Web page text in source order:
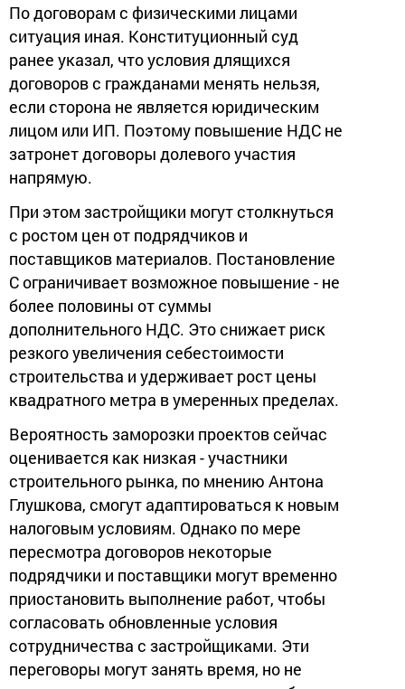
По договорам с физическими лицами
ситуация иная. Конституционный суд
ранее указал, что условия длящихся
договоров с гражданами менять нельзя,
если сторона не является юридическим
лицом или ИП. Поэтому повышение НДС не
затронет договоры долевого участия
напрямую.
При этом застройщики могут столкнуться
с ростом цен от подрядчиков и
поставщиков материалов. Постановление
С ограничивает возможное повышение - не
более половины от суммы
дополнительного НДС. Это снижает риск
резкого увеличения себестоимости
строительства и удерживает рост цены
квадратного метра в умеренных пределах.
Вероятность заморозки проектов сейчас
оценивается как низкая - участники
строительного рынка, по мнению Антона
Глушкова, смогут адаптироваться к новым
налоговым условиям. Однако по мере
пересмотра договоров некоторые
подрядчики и поставщики могут временно
приостановить выполнение работ, чтобы
согласовать обновленные условия
сотрудничества с застройщиками. Эти
переговоры могут занять время, но не